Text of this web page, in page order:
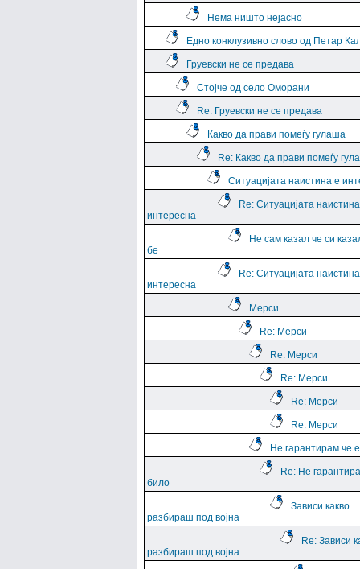
Нема ништо нејасно
Едно конклузивно слово од Петар
Груевски не се предава
Стојче од село Оморани
Re: Груевски не се предава
Какво да прави помеѓу гулаша
Re: Какво да прави помеѓу
Ситуацијата наистина е
Re: Ситуацијата
интересна
Не сам казал че си
бе
Re: Ситуацијата
интересна
Мерси
Re: Мерси
Re: Мерси
Re: Мерси
Re: Мерси
Re: Мерси
Не гарантирам че
Re: Не
било
Зависи какво
разбираш под војна
Re: Зависи
разбираш под војна